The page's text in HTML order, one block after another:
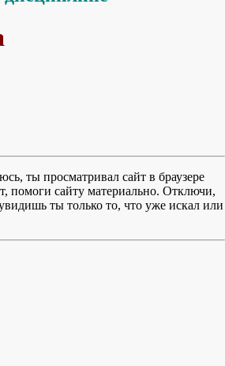
ты просматривал сайт в браузере
помоги сайту материально. Отключи,
ты только то, что уже искал или